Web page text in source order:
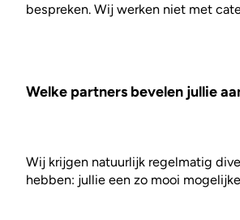
bespreken. Wij werken niet met
Welke partners bevelen jullie
Wij krijgen natuurlijk regelmatig
hebben: jullie een zo mooi